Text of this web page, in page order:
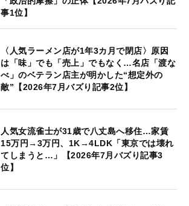
事1位】
〈人気ラーメン店が1年3カ月で閉店〉原因
は「味」でも「売上」でもなく…名店「渡な
べ」のベテラン店主が明かした“想定外の
敵”【2026年7月バズり記事2位】
人気女流雀士が31歳で八丈島へ移住…家賃
15万円→3万円、1K→4LDK「東京では壊れ
てしまうと…」【2026年7月バズり記事3
位】